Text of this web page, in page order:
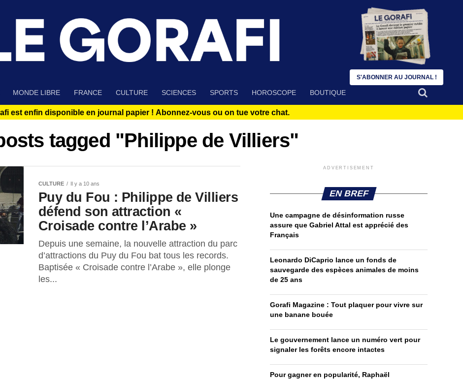
MONDE LIBRE FRANCE CULTURE SCIENCES SPORTS HOROSCOPE BOUTIQUE
est enfin disponible en journal papier ! Abonnez-vous ou on tue votre chat.
tagged "Philippe de Villiers"
CULTURE Il y a 10 ans
Puy du Fou : Philippe de Villiers
défend son attraction «
Croisade contre l’Arabe »
Depuis une semaine, la nouvelle attraction du parc
d’attractions du Puy du Fou bat tous les records.
Baptisée « Croisade contre l’Arabe », elle plonge
les...
ADVERTISEMENT
EN BREF
Une campagne de désinformation russe
assure que Gabriel Attal est apprécié des
Français
Leonardo DiCaprio lance un fonds de
sauvegarde des espèces animales de moins
de 25 ans
Gorafi Magazine : Tout plaquer pour vivre sur
une banane bouée
Le gouvernement lance un numéro vert pour
signaler les forêts encore intactes
Pour gagner en popularité, Raphaël
S'ABONNER AU JOURNAL !